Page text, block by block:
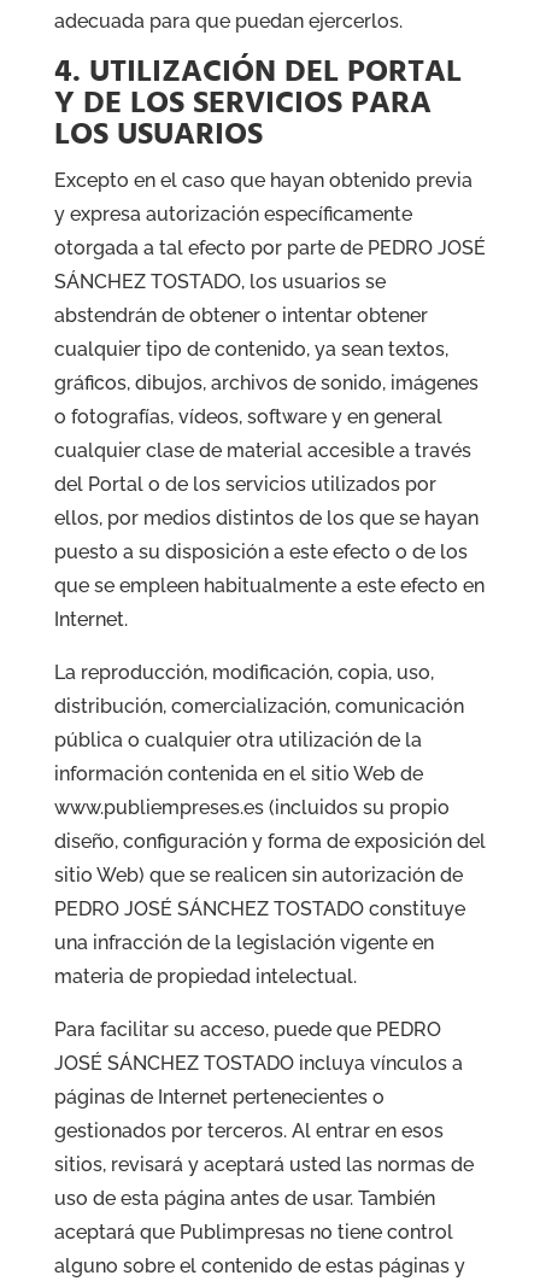
adecuada para que puedan ejercerlos.
4. UTILIZACIÓN DEL PORTAL
Y DE LOS SERVICIOS PARA
LOS USUARIOS
Excepto en el caso que hayan obtenido previa
y expresa autorización específicamente
otorgada a tal efecto por parte de PEDRO JOSÉ
SÁNCHEZ TOSTADO, los usuarios se
abstendrán de obtener o intentar obtener
cualquier tipo de contenido, ya sean textos,
gráficos, dibujos, archivos de sonido, imágenes
o fotografías, vídeos, software y en general
cualquier clase de material accesible a través
del Portal o de los servicios utilizados por
ellos, por medios distintos de los que se hayan
puesto a su disposición a este efecto o de los
que se empleen habitualmente a este efecto en
Internet.
La reproducción, modificación, copia, uso,
distribución, comercialización, comunicación
pública o cualquier otra utilización de la
información contenida en el sitio Web de
www.publiempreses.es(incluidos su propio
diseño, configuración y forma de exposición del
sitio Web) que se realicen sin autorización de
PEDRO JOSÉ SÁNCHEZ TOSTADO constituye
una infracción de la legislación vigente en
materia de propiedad intelectual.
Para facilitar su acceso, puede que PEDRO
JOSÉ SÁNCHEZ TOSTADO incluya vínculos a
páginas de Internet pertenecientes o
gestionados por terceros. Al entrar en esos
sitios, revisará y aceptará usted las normas de
uso de esta página antes de usar. También
aceptará que Publimpresas no tiene control
alguno sobre el contenido de estas páginas y